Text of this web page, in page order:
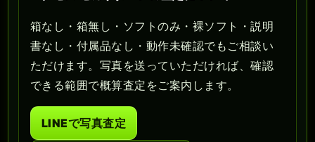
箱なし・箱無し・ソフトのみ・裸ソフト・説明
書なし・付属品なし・動作未確認でもご相談い
ただけます。写真を送っていただければ、確認
できる範囲で概算査定をご案内します。
LINEで写真査定